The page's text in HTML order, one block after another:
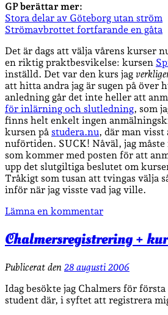
GP berättar mer:
Stora delar av Göteborg utan ström
Strömavbrottet fortfarande en gåta
Det är dags att välja vårens kurser
en riktig praktbesvikelse: kursen
inställd. Det var den kurs jag
att hitta andra jag är sugen på över
anledning går det inte heller att
för inlärning och slutledning, som
finns helt enkelt ingen
kursen på studera.nu, där man visst
nuförtiden. SUCK! Nåväl, jag
som kommer med posten för att
upp det slutgiltiga beslutet om
Tråkigt som tusan att tvingas välja
inför när jag visste vad jag ville.
Lämna en kommentar
Chalmersregistrering +
Publicerat den 28 augusti 2006
Idag besökte jag Chalmers för första
student där, i syftet att registrera